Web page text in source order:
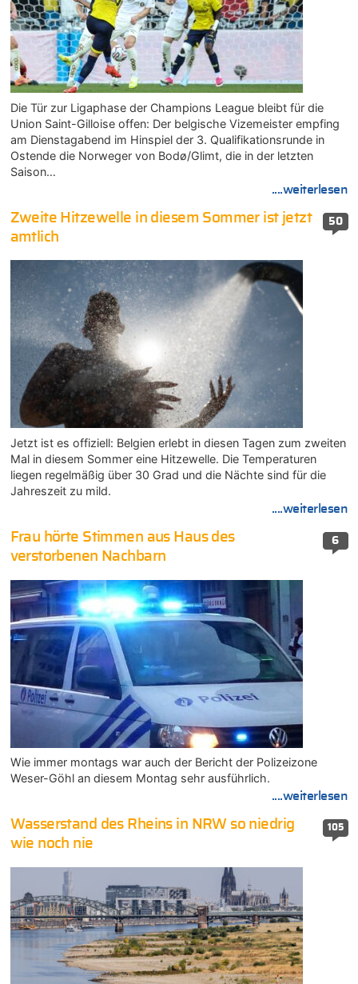
Die Tür zur Ligaphase der Champions League bleibt für die
Union Saint-Gilloise offen: Der belgische Vizemeister empfing
am Dienstagabend im Hinspiel der 3. Qualifikationsrunde in
Ostende die Norweger von Bodø/Glimt, die in der letzten
Saison…
....weiterlesen
50
Zweite Hitzewelle in diesem Sommer ist jetzt
amtlich
Jetzt ist es offiziell: Belgien erlebt in diesen Tagen zum zweiten
Mal in diesem Sommer eine Hitzewelle. Die Temperaturen
liegen regelmäßig über 30 Grad und die Nächte sind für die
Jahreszeit zu mild.
....weiterlesen
6
Frau hörte Stimmen aus Haus des
verstorbenen Nachbarn
Wie immer montags war auch der Bericht der Polizeizone
Weser-Göhl an diesem Montag sehr ausführlich.
....weiterlesen
105
Wasserstand des Rheins in NRW so niedrig
wie noch nie